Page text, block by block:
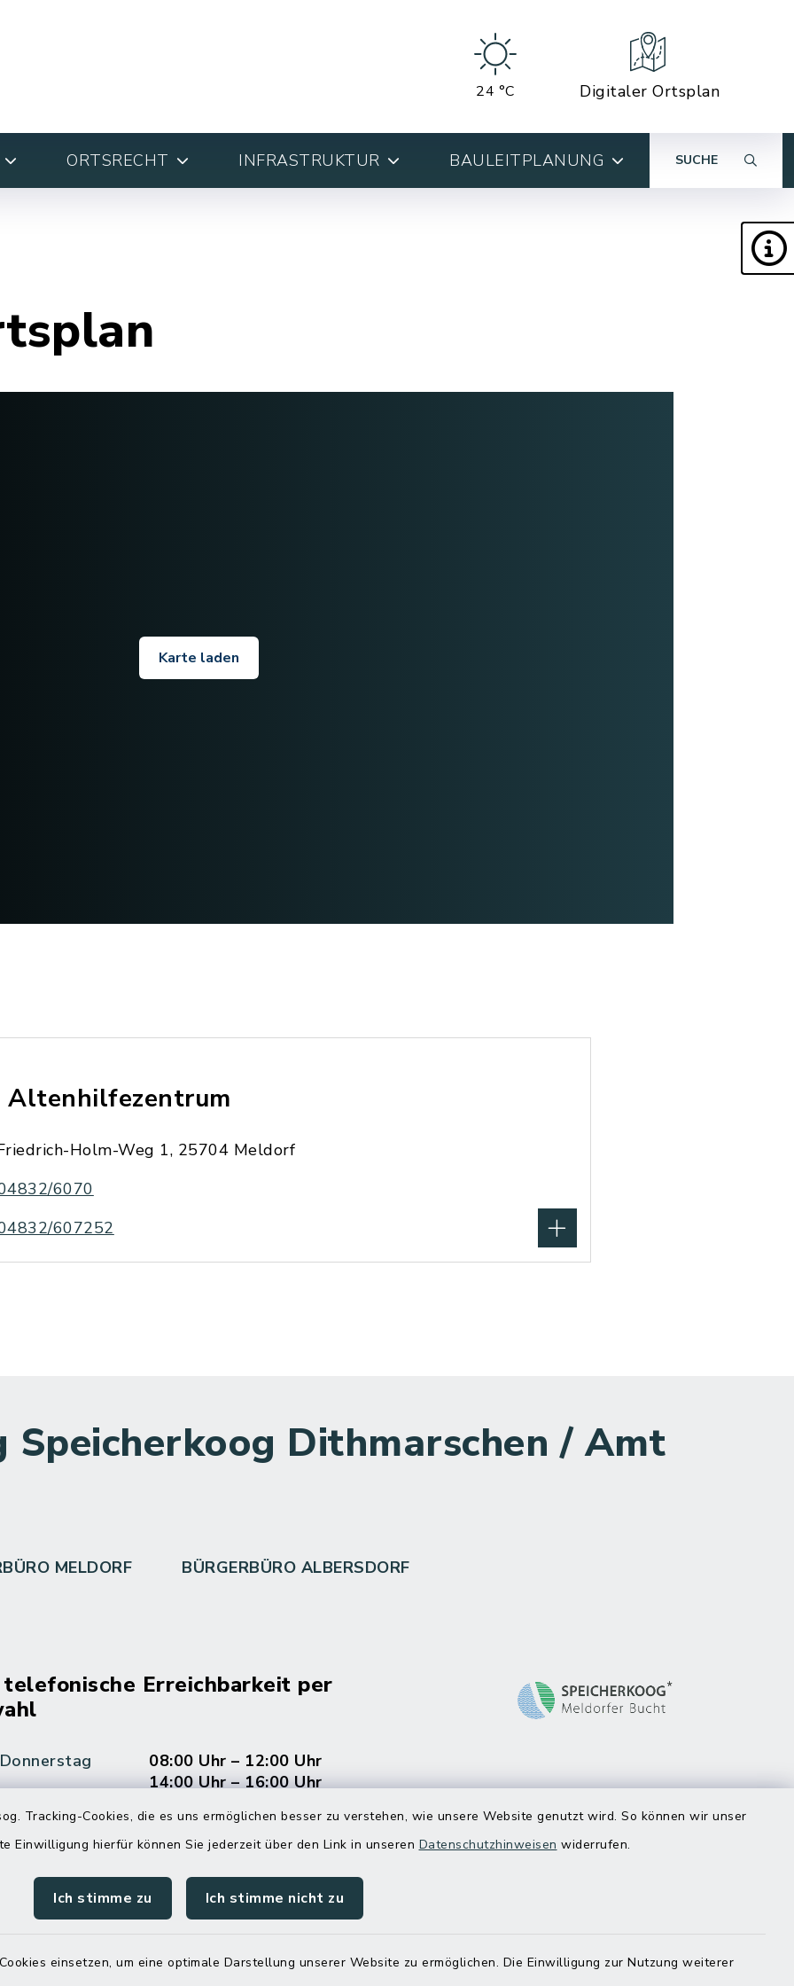
Tracking-Cookies, die es uns ermöglichen besser zu verstehen, wie unsere Website genutzt wird. So können wir unser
Einwilligung hierfür können Sie jederzeit über den Link in unseren Datenschutzhinweisen widerrufen.
Ich stimme zu Ich stimme nicht zu
einsetzen, um eine optimale Darstellung unserer Website zu ermöglichen. Die Einwilligung zur Nutzung weiterer
24 °C Digitaler Ortsplan
ORTSRECHT INFRASTRUKTUR BAULEITPLANUNG SUCHE
Karte laden
Altenhilfezentrum
Holm-Weg 1, 25704 Meldorf
6070
607252
Dithmarschen / Amt
MELDORF BÜRGERBÜRO ALBERSDORF
Erreichbarkeit per
08:00 Uhr – 12:00 Uhr
14:00 Uhr – 16:00 Uhr
08:00 Uhr – 12:00 Uhr
ein dringendes Anliegen, finden aber online